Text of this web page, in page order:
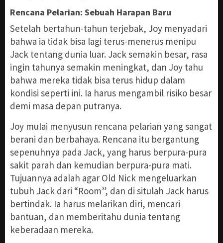
Rencana Pelarian: Sebuah Harapan Baru
Setelah bertahun-tahun terjebak, Joy menyadari
bahwa ia tidak bisa lagi terus-menerus menipu
Jack tentang dunia luar. Jack semakin besar, rasa
ingin tahunya semakin meningkat, dan Joy tahu
bahwa mereka tidak bisa terus hidup dalam
kondisi seperti ini. Ia harus mengambil risiko besar
demi masa depan putranya.
Joy mulai menyusun rencana pelarian yang sangat
berani dan berbahaya. Rencana itu bergantung
sepenuhnya pada Jack, yang harus berpura-pura
sakit parah dan kemudian berpura-pura mati.
Tujuannya adalah agar Old Nick mengeluarkan
tubuh Jack dari “Room”, dan di situlah Jack harus
bertindak. Ia harus melarikan diri, mencari
bantuan, dan memberitahu dunia tentang
keberadaan mereka.